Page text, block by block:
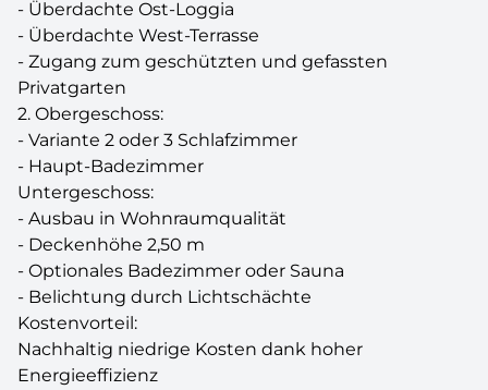
- Überdachte Ost-Loggia
- Überdachte West-Terrasse
- Zugang zum geschützten und gefassten
Privatgarten
2. Obergeschoss:
- Variante 2 oder 3 Schlafzimmer
- Haupt-Badezimmer
Untergeschoss:
- Ausbau in Wohnraumqualität
- Deckenhöhe 2,50 m
- Optionales Badezimmer oder Sauna
- Belichtung durch Lichtschächte
Kostenvorteil:
Nachhaltig niedrige Kosten dank hoher
Energieeffizienz